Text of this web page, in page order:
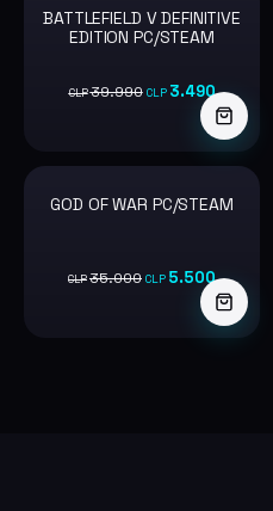
-91%
BATTLEFIELD V DEFINITIVE
EDITION PC/STEAM
CLP39.990 CLP 3.490
-84%
GOD OF WAR PC/STEAM
CLP35.000 CLP 5.500